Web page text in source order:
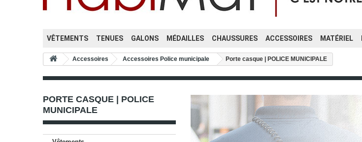
VÊTEMENTS TENUES GALONS MÉDAILLES CHAUSSURES ACCESSOIRES MATÉRIEL
Accessoires Accessoires Police municipale Porte casque | POLICE MUNICIPALE
PORTE CASQUE | POLICE
MUNICIPALE